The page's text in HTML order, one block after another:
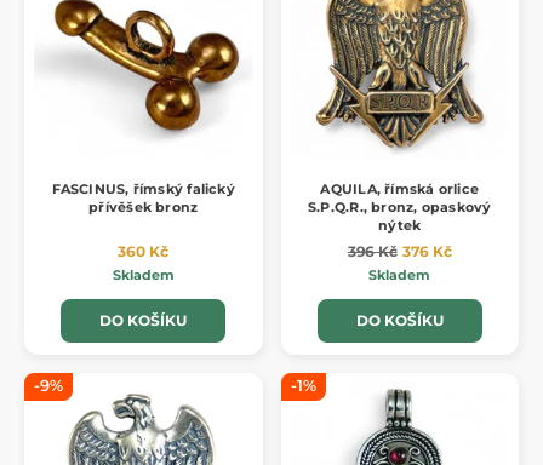
FASCINUS, římský falický
přívěšek bronz
360 Kč
Skladem
DO KOŠÍKU
AQUILA, římská orlice
S.P.Q.R., bronz, opaskový
nýtek
396 Kč 376 Kč
Skladem
DO KOŠÍKU
-9% -1%